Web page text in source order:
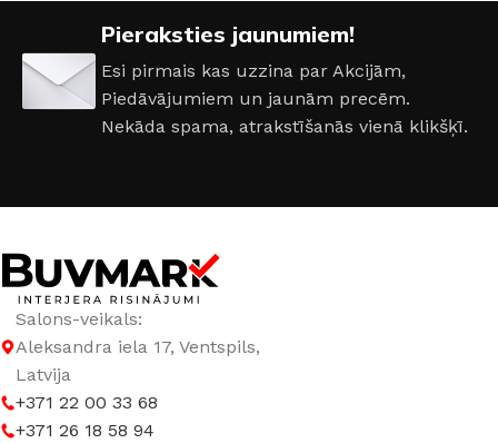
Pieraksties jaunumiem!
Esi pirmais kas uzzina par Akcijām,
Piedāvājumiem un jaunām precēm.
Nekāda spama, atrakstīšanās vienā klikšķī.
Salons-veikals:
Aleksandra iela 17, Ventspils,
Latvija
+371 22 00 33 68
+371 26 18 58 94